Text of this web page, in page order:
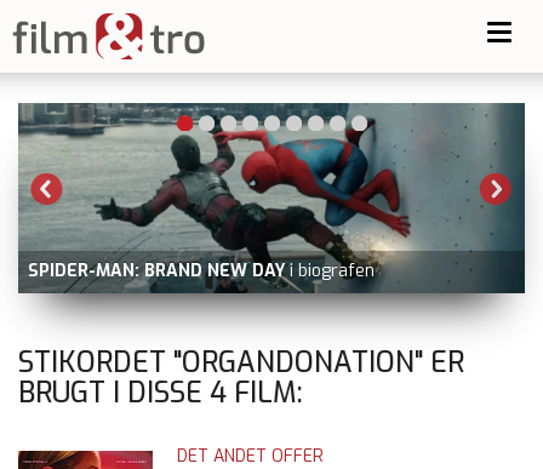
SPIDER-MAN: BRAND NEW DAY i biografen
STIKORDET "ORGANDONATION" ER
BRUGT I DISSE 4 FILM:
DET ANDET OFFER